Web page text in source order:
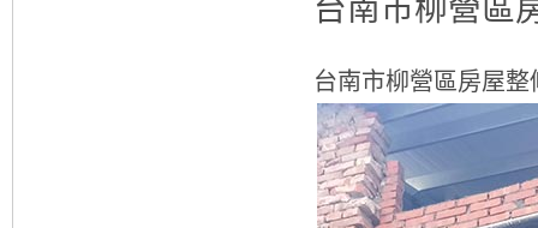
台南市柳營區
台南市柳營區房屋整